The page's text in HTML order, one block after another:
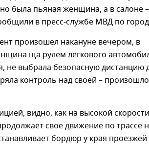
была пьяная женщина, а в салоне –
в пресс-службе МВД по
произошел накануне вечером, в
ща рулем легкового
не выбрала безопасную дистанцию
контроль над своей – произошло
видно, как на высокой скорости
свое движение по трассе
бордюр у края проезжей